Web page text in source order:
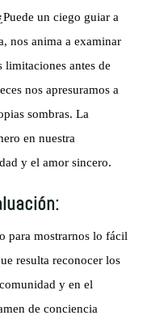
un ciego guiar a
nos anima a examinar
limitaciones antes de
nos apresuramos a
sombras. La
en nuestra
y el amor sincero.
para mostrarnos lo fácil
resulta reconocer los
y en el
de conciencia